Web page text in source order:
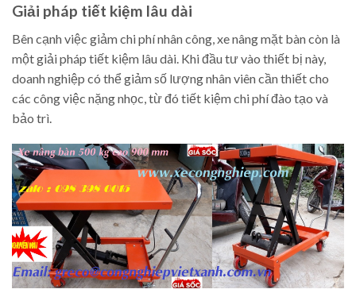
Giải pháp tiết kiệm lâu dài
Bên cạnh việc giảm chi phí nhân công, xe nâng mặt bàn còn là
một giải pháp tiết kiệm lâu dài. Khi đầu tư vào thiết bị này,
doanh nghiệp có thể giảm số lượng nhân viên cần thiết cho
các công việc nặng nhọc, từ đó tiết kiệm chi phí đào tạo và
bảo trì.